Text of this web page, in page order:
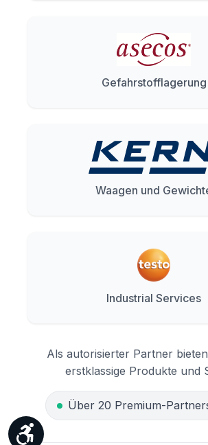
Gefahrstofflagerung
Waagen und
Industrial Services
Als autorisierter Partner
erstklassige Produkte und
Über 20 Premium-
Werkzeugleiste anzeigen